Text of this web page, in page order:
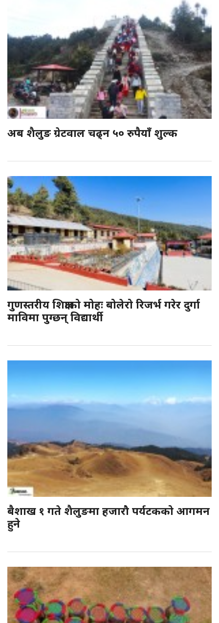
अब शैलुङ ग्रेटवाल चढ्न ५० रुपैयाँ शुल्क
गुणस्तरीय शिक्षाको मोहः बोलेरो रिजर्भ गरेर दुर्गा
माविमा पुग्छन् विद्यार्थी
बैशाख १ गते शैलुङमा हजारौ पर्यटकको आगमन
हुने